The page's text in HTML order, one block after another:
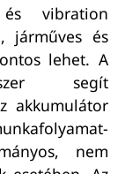
vibration
járműves és
lehet. A
segít
akkumulátor
nem